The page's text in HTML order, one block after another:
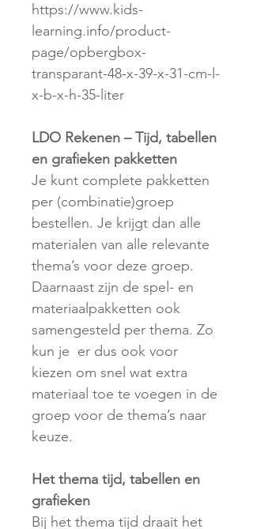
https://www.kids-
learning.info/product-
page/opbergbox-
transparant-48-x-39-x-31-cm-l-
x-b-x-h-35-liter
LDO Rekenen – Tijd, tabellen
en grafieken pakketten
Je kunt complete pakketten
per (combinatie)groep
bestellen. Je krijgt dan alle
materialen van alle relevante
thema’s voor deze groep.
Daarnaast zijn de spel- en
materiaalpakketten ook
samengesteld per thema. Zo
kun je er dus ook voor
kiezen om snel wat extra
materiaal toe te voegen in de
groep voor de thema’s naar
keuze.
Het thema tijd, tabellen en
grafieken
Bij het thema tijd draait het